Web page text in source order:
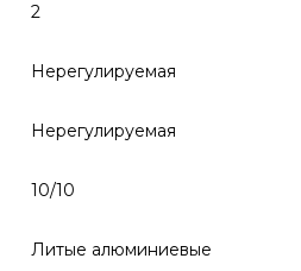
2
Нерегулируемая
Нерегулируемая
10/10
Литые алюминиевые